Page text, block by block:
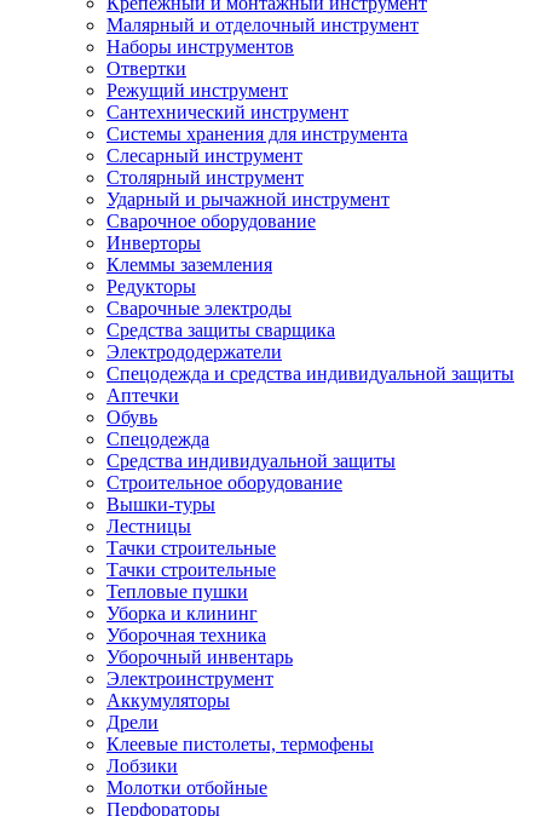
Малярный и отделочный инструмент
Наборы инструментов
Отвертки
Режущий инструмент
Сантехнический инструмент
Системы хранения для инструмента
Слесарный инструмент
Столярный инструмент
Ударный и рычажной инструмент
Сварочное оборудование
Инверторы
Клеммы заземления
Редукторы
Сварочные электроды
Средства защиты сварщика
Электрододержатели
Спецодежда и средства индивидуальной защиты
Аптечки
Обувь
Спецодежда
Средства индивидуальной защиты
Строительное оборудование
Вышки-туры
Лестницы
Тачки строительные
Тачки строительные
Тепловые пушки
Уборка и клининг
Уборочная техника
Уборочный инвентарь
Электроинструмент
Аккумуляторы
Дрели
Клеевые пистолеты, термофены
Лобзики
Молотки отбойные
Перфораторы